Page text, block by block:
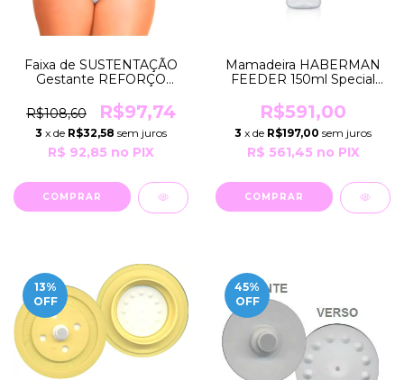
Faixa de SUSTENTAÇÃO
Gestante REFORÇO
Conforto Para Pesos de
48 a 80 Kg R684
Moderna
R$108,60 R$97,74
3 x de R$32,58 sem juros
R$ 92,85 no PIX
COMPRAR
Mamadeira HABERMAN
FEEDER 150ml Special
Todos os Bebês Medela
R$591,00
3 x de R$197,00 sem juros
R$ 561,45 no PIX
13%
OFF
45%
OFF